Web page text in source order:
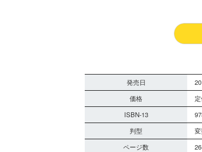
発売日
価格
ISBN-13
判型
ページ数